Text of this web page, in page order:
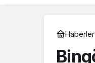
Haberler